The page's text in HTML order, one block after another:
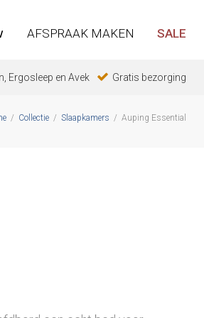
AFSPRAAK MAKEN SALE
Ergosleep en Avek Gratis bezorging
/ Collectie / Slaapkamers / Auping Essential